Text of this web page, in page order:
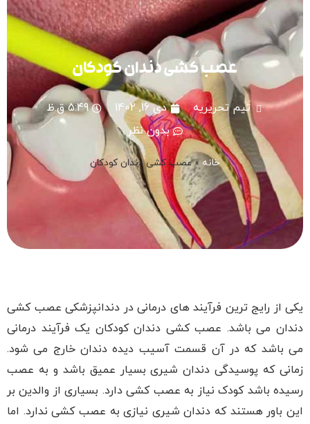
عصب کشی دندان کودکان
تیم تحریریه دی 16, 1402
5:49 ق.ظ
بدون نظر
خانه»عصب کشی دندان کودکان
یکی از رایج ترین فرآیند های درمانی در دندانپزشکی عصب کشی
دندان می باشد. عصب کشی دندان کودکان یک فرآیند درمانی
می باشد که در آن قسمت آسیب دیده دندان خارج می شود.
زمانی که پوسیدگی دندان شیری بسیار عمیق باشد و به عصب
رسیده باشد کودک نیاز به عصب کشی دارد. بسیاری از والدین بر
این باور هستند که دندان شیری نیازی به عصب کشی ندارد. اما